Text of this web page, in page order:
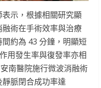
示，根據相關研究顯
術在手術效率與治療
約為 43 分鐘，明顯短
用發生率與復發率亦相
南醫院施行微波消融術
脈閉合成功率達